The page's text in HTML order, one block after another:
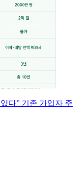
다” 기존 가입자 주